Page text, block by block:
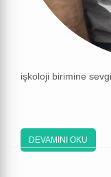
işkoloji birimine
DEVAMINI OKU